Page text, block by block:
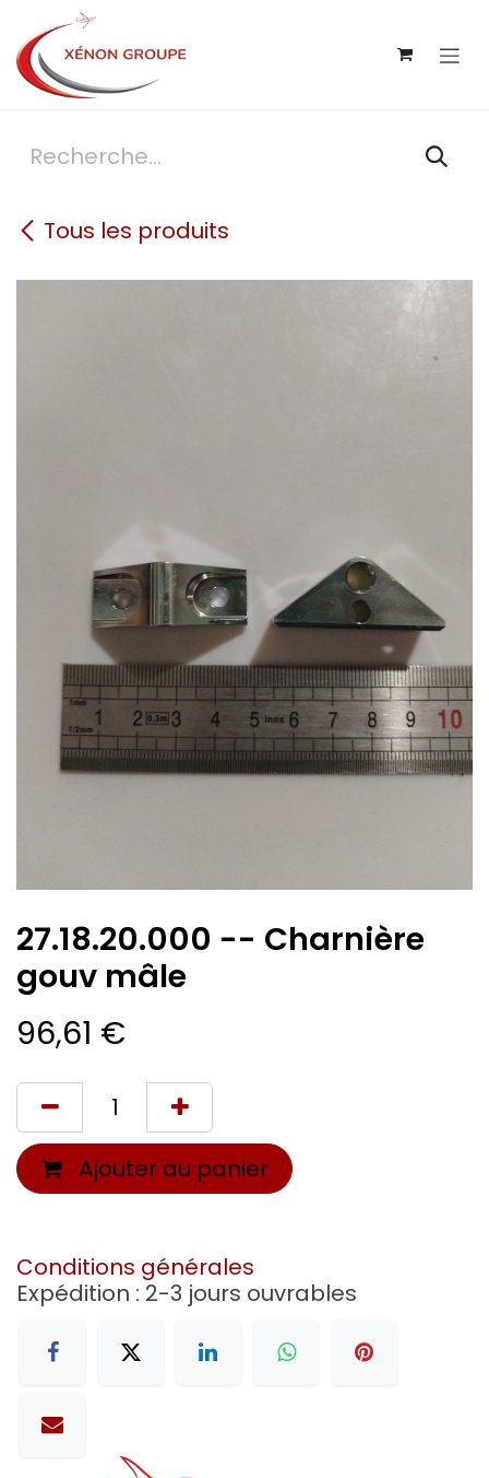
Se rendre au contenu
Tous les produits
27.18.20.000 -- Charnière
gouv mâle
96,61 €
Ajouter au panier
Conditions générales
Expédition : 2-3 jours ouvrables